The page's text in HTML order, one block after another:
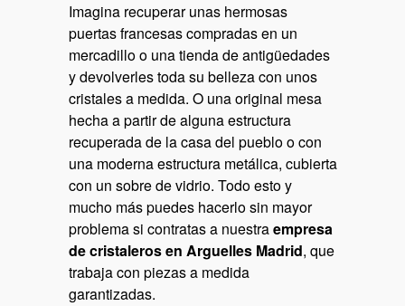
Imagina recuperar unas hermosas
puertas francesas compradas en un
mercadillo o una tienda de antigüedades
y devolverles toda su belleza con unos
cristales a medida. O una original mesa
hecha a partir de alguna estructura
recuperada de la casa del pueblo o con
una moderna estructura metálica, cubierta
con un sobre de vidrio. Todo esto y
mucho más puedes hacerlo sin mayor
problema si contratas a nuestraempresa
de cristaleros en Arguelles Madrid, que
trabaja con piezas a medida
garantizadas.